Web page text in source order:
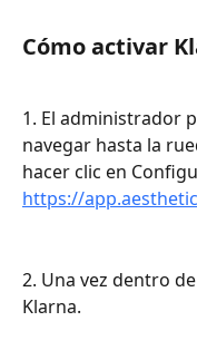
Cómo activar
1. El administrador
navegar hasta la
hacer clic en
https://
2. Una vez dentro
Klarna.